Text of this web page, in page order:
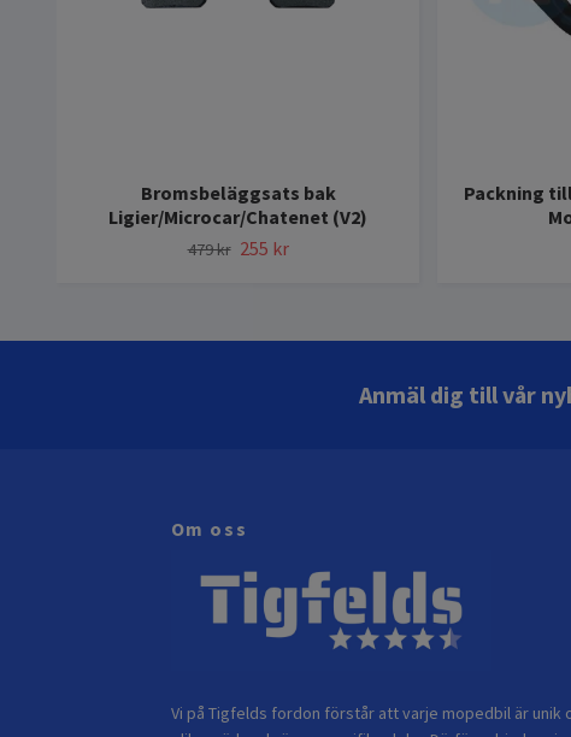
Bromsbeläggsats bak
Ligier/Microcar/Chatenet (V2)
479 kr 255 kr
Packning
Anmäl dig till vår
Om oss
Vi på Tigfelds fordon förstår att varje mopedbil är unik